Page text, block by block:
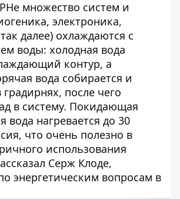
множество систем и
электроника,
далее) охлаждаются с
воды: холодная вода
контур, а
вода собирается и
после чего
в систему. Покидающая
вода нагревается до 30
что очень полезно в
использования
Серж Клоде,
энергетическим вопросам в